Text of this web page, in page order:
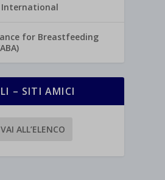
for Breastfeeding
– SITI AMICI
VAI ALL’ELENCO